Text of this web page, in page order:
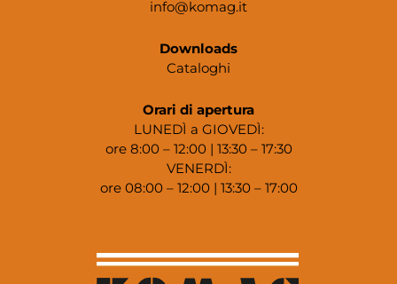
info@komag.it
Downloads
Cataloghi
Orari di apertura
LUNEDÌ a GIOVEDÌ:
ore 8:00 – 12:00 | 13:30 – 17:30
VENERDÌ:
ore 08:00 – 12:00 | 13:30 – 17:00